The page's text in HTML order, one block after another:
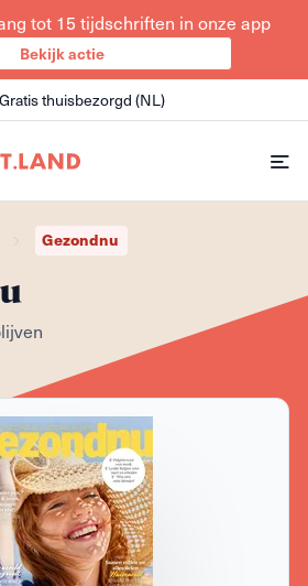
tot 15 tijdschriften in onze app
Bekijk actie
Gratis thuisbezorgd (NL)
Gezondnu